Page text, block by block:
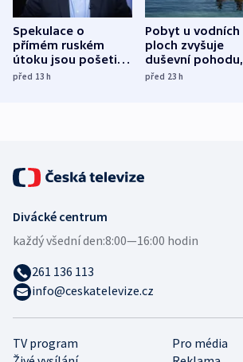
Spekulace o
přímém ruském
útoku jsou pošetilé,
míní estonský
před 13h
Pobyt u vodních
ploch zvyšuje
duševní pohodu,
ukázala
před 23h
TV program
Pro média
Divácké centrum
každý všední den:8:00—16:00 hodin
261 136 113
info@ceskatelevize.cz